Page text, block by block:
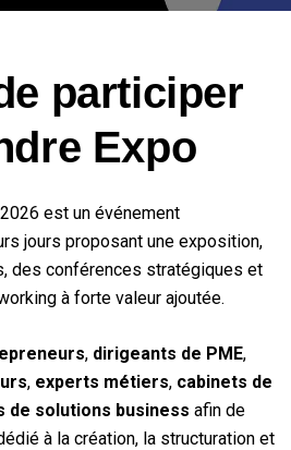
participer
Expo
2026 est un événement
jours proposant une exposition,
des conférences stratégiques et
à forte valeur ajoutée.
, dirigeants de PME,
, experts métiers, cabinets de
de solutions business afin de
à la création, la structuration et